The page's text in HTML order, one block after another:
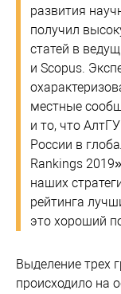
развития
получил
статей в
и Scopus.
местные
и то, что
России в
Rankings
наших
рейтинга
это хороший
Выделение трех
происходило на